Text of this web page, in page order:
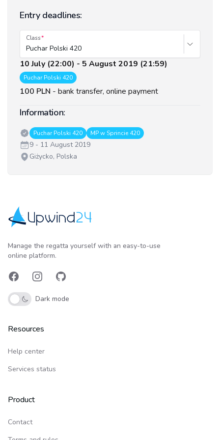
Entry deadlines:
Class
Puchar Polski 420
10 July (22:00) - 5 August 2019 (21:59)
Puchar Polski 420
100 PLN - bank transfer, online payment
Information:
Classes:Puchar Polski 420 MP w Sprincie 420
Date:9 - 11 August 2019
Venue:
Giżycko, Polska
Manage the regatta yourself with an easy-to-use
online platform.
FacebookInstagramGitHub
Dark mode
Resources
Help center
Services status
Product
Contact